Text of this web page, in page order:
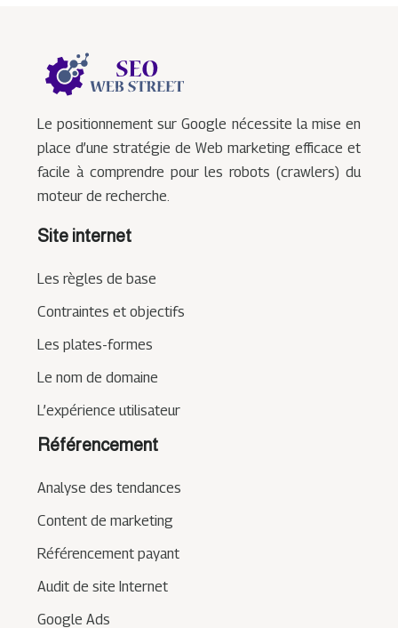
Le positionnement sur Google nécessite la mise en
place d’une stratégie de Web marketing efficace et
facile à comprendre pour les robots (crawlers) du
moteur de recherche.
Site internet
Les règles de base
Contraintes et objectifs
Les plates-formes
Le nom de domaine
L’expérience utilisateur
Référencement
Analyse des tendances
Content de marketing
Référencement payant
Audit de site Internet
Google Ads